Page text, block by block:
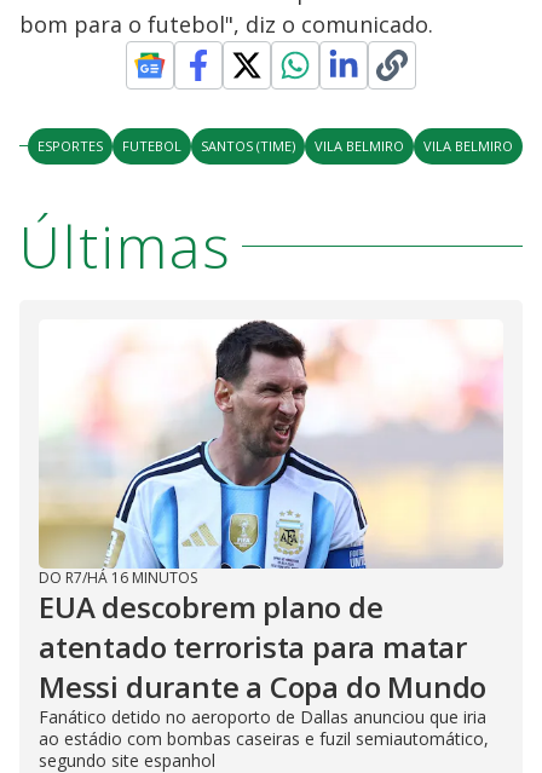
bom para o futebol", diz o comunicado.
ESPORTES FUTEBOL SANTOS (TIME) VILA BELMIRO VILA BELMIRO
Últimas
DO R7/HÁ 16 MINUTOS
EUA descobrem plano de
atentado terrorista para matar
Messi durante a Copa do Mundo
Fanático detido no aeroporto de Dallas anunciou que iria
ao estádio com bombas caseiras e fuzil semiautomático,
segundo site espanhol